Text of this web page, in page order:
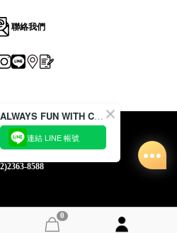
0
聯絡我們
際股份有限公司
號:24492069
12:30 / 13:30-18:00
8588
ALWAYS FUN WITH CACO !
連結 LINE 帳號